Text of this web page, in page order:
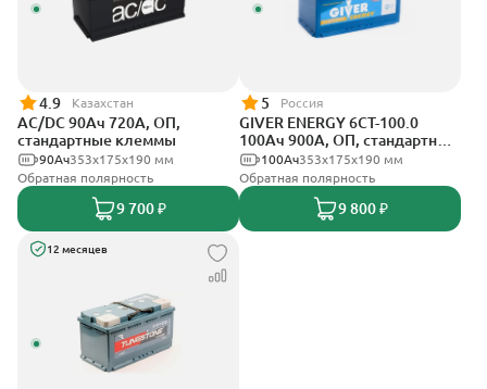
4.9 Казахстан
AC/DC 90Ач 720А, ОП,
стандартные клеммы
353х175х190 мм
90Ач
Обратная полярность
9 700 ₽
5 Россия
GIVER ENERGY 6СТ-100.0
100Ач 900А, ОП, стандартные
клеммы353х175х190 мм
100Ач
Обратная полярность
9 800 ₽
12 месяцев